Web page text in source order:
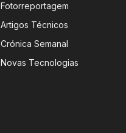
Fotorreportagem
Artigos Técnicos
Crónica Semanal
Novas Tecnologias